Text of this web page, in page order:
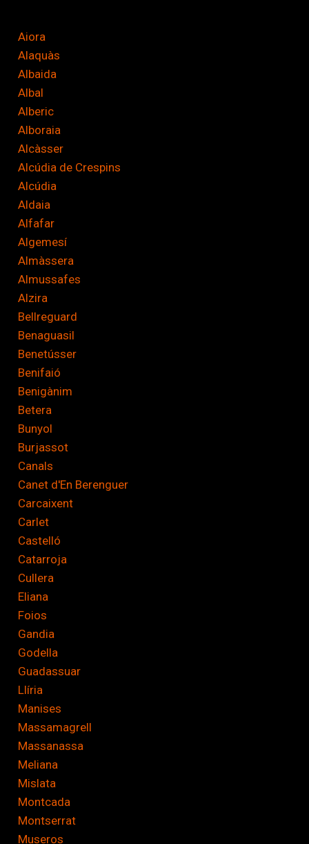
Aiora
Alaquàs
Albaida
Albal
Alberic
Alboraia
Alcàsser
Alcúdia de Crespins
Alcúdia
Aldaia
Alfafar
Algemesí
Almàssera
Almussafes
Alzira
Bellreguard
Benaguasil
Benetússer
Benifaió
Benigànim
Betera
Bunyol
Burjassot
Canals
Canet d'En Berenguer
Carcaixent
Carlet
Castelló
Catarroja
Cullera
Eliana
Foios
Gandia
Godella
Guadassuar
Llíria
Manises
Massamagrell
Massanassa
Meliana
Mislata
Montcada
Montserrat
Museros